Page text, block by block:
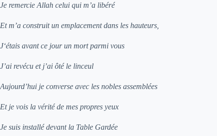
Je remercie Allah celui qui m’a libéré
Et m’a construit un emplacement dans les hauteurs,
J‘étais avant ce jour un mort parmi vous
J’ai revécu et j’ai ôté le linceul
Aujourd’hui je converse avec les nobles assemblées
Et je vois la vérité de mes propres yeux
Je suis installé devant la Table Gardée